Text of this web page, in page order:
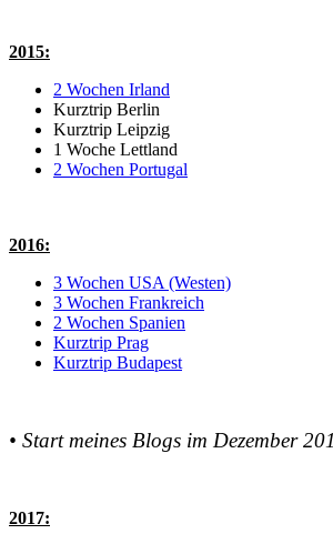
2015:
2 Wochen Irland
Kurztrip Berlin
Kurztrip Leipzig
1 Woche Lettland
2 Wochen Portugal
2016:
3 Wochen USA (Westen)
3 Wochen Frankreich
2 Wochen Spanien
Kurztrip Prag
Kurztrip Budapest
• Start meines Blogs im Dezember
2017: